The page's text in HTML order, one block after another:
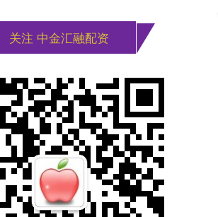
关注 中金汇融配资